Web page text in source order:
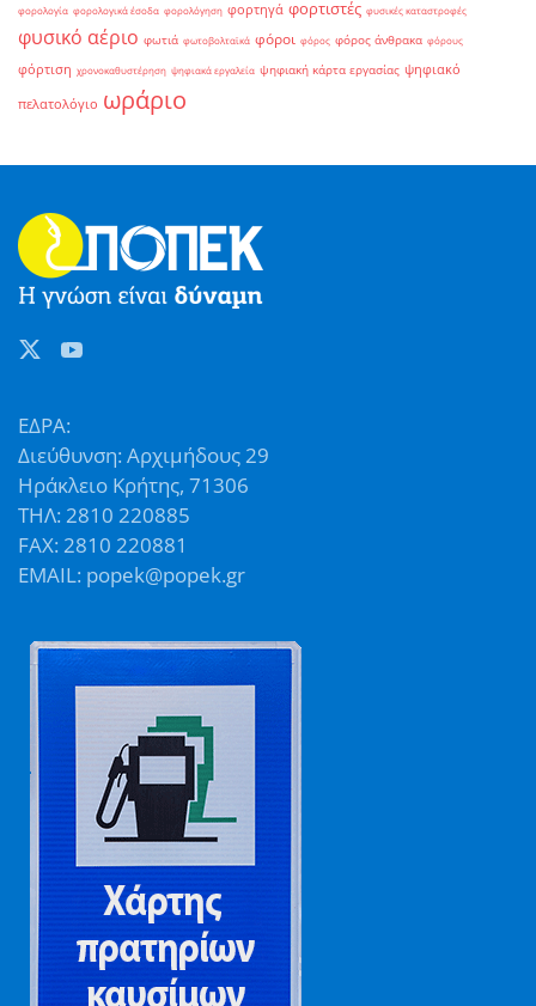
φορολογία φορολογικά έσοδα φορολόγηση φορτηγά φορτιστές φυσικές καταστροφές
φυσικό αέριο φωτιά φωτοβολταϊκά φόροι φόρος φόρος άνθρακα φόρους
φόρτιση χρονοκαθυστέρηση ψηφιακά εργαλεία ψηφιακή κάρτα εργασίας ψηφιακό
πελατολόγιο ωράριο
ΕΔΡΑ:
Διεύθυνση: Αρχιμήδους 29
Ηράκλειο Κρήτης, 71306
ΤΗΛ: 2810 220885
FAX: 2810 220881
EMAIL: popek@popek.gr